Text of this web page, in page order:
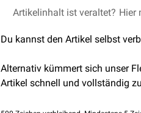
Die Fibrae corticonucleares
Terminationsgebiet des
Artikelinhalt ist veraltet? Hier
Du kannst den Artikel selbst
Alternativ kümmert sich unser
Artikel schnell und vollständig